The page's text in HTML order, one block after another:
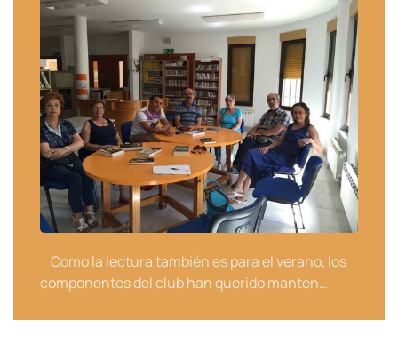
Como la lectura también es para el verano, los
componentes del club han querido manten…